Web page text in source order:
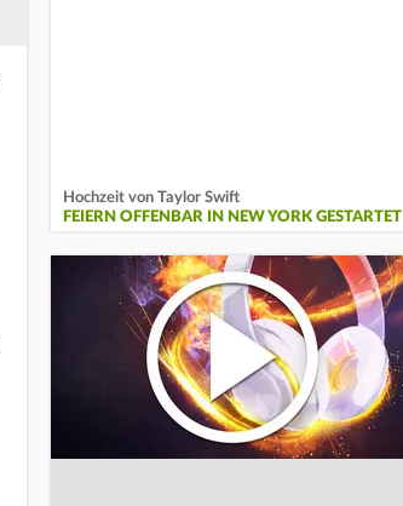
Hochzeit von Taylor Swift
FEIERN OFFENBAR IN NEW YORK GESTARTET